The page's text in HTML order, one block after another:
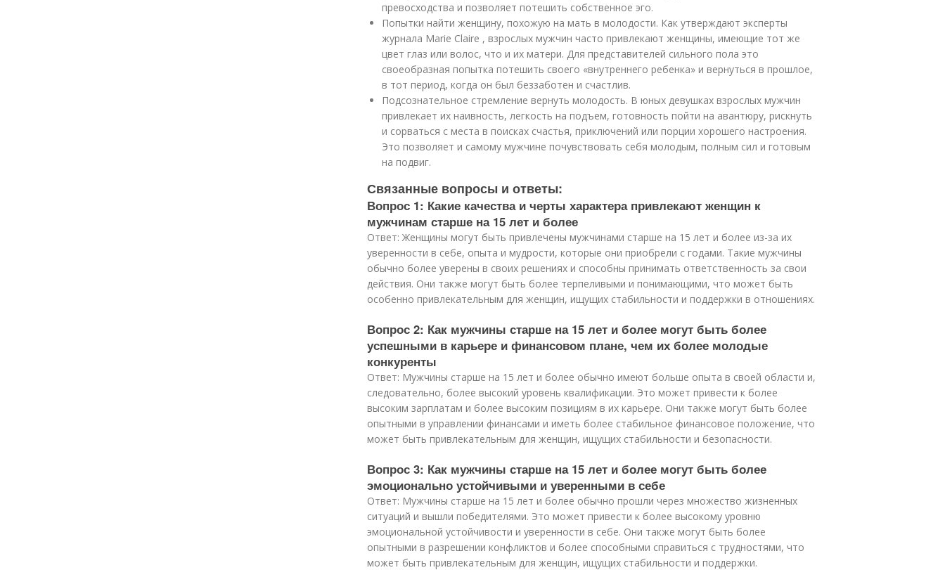
превосходства и позволяет потешить собственное эго.
Попытки найти женщину, похожую на мать в молодости. Как утверждают эксперты
журнала Marie Claire , взрослых мужчин часто привлекают женщины, имеющие тот же
цвет глаз или волос, что и их матери. Для представителей сильного пола это
своеобразная попытка потешить своего «внутреннего ребенка» и вернуться в прошлое,
в тот период, когда он был беззаботен и счастлив.
Подсознательное стремление вернуть молодость. В юных девушках взрослых мужчин
привлекает их наивность, легкость на подъем, готовность пойти на авантюру, рискнуть
и сорваться с места в поисках счастья, приключений или порции хорошего настроения.
Это позволяет и самому мужчине почувствовать себя молодым, полным сил и готовым
на подвиг.
Связанные вопросы и ответы:
Вопрос 1: Какие качества и черты характера привлекают женщин к
мужчинам старше на 15 лет и более
Ответ: Женщины могут быть привлечены мужчинами старше на 15 лет и более из-за их
уверенности в себе, опыта и мудрости, которые они приобрели с годами. Такие мужчины
обычно более уверены в своих решениях и способны принимать ответственность за свои
действия. Они также могут быть более терпеливыми и понимающими, что может быть
особенно привлекательным для женщин, ищущих стабильности и поддержки в отношениях.
Вопрос 2: Как мужчины старше на 15 лет и более могут быть более
успешными в карьере и финансовом плане, чем их более молодые
конкуренты
Ответ: Мужчины старше на 15 лет и более обычно имеют больше опыта в своей области и,
следовательно, более высокий уровень квалификации. Это может привести к более
высоким зарплатам и более высоким позициям в их карьере. Они также могут быть более
опытными в управлении финансами и иметь более стабильное финансовое положение, что
может быть привлекательным для женщин, ищущих стабильности и безопасности.
Вопрос 3: Как мужчины старше на 15 лет и более могут быть более
эмоционально устойчивыми и уверенными в себе
Ответ: Мужчины старше на 15 лет и более обычно прошли через множество жизненных
ситуаций и вышли победителями. Это может привести к более высокому уровню
эмоциональной устойчивости и уверенности в себе. Они также могут быть более
опытными в разрешении конфликтов и более способными справиться с трудностями, что
может быть привлекательным для женщин, ищущих стабильности и поддержки.